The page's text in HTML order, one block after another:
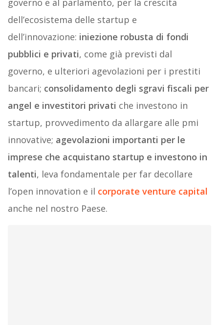
governo e al parlamento, per la crescita
dell’ecosistema delle startup e
dell’innovazione: iniezione robusta di fondi
pubblici e privati, come già previsti dal
governo, e ulteriori agevolazioni per i prestiti
bancari; consolidamento degli sgravi fiscali per
angel e investitori privati che investono in
startup, provvedimento da allargare alle pmi
innovative; agevolazioni importanti per le
imprese che acquistano startup e investono in
talenti, leva fondamentale per far decollare
l’open innovation e il corporate venture capital
anche nel nostro Paese.